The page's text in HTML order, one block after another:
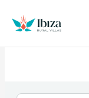
Inhalt
springen